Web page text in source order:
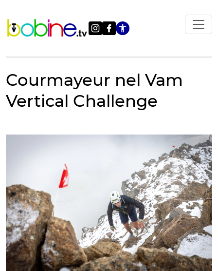
contenuto
Apri le
Courmayeur nel Vam
Vertical Challenge